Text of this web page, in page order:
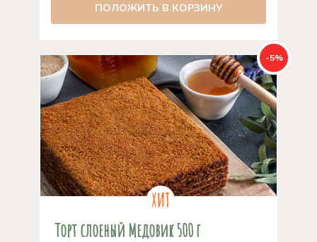
ПОЛОЖИТЬ В КОРЗИНУ
-5%
Торт слоеный Медовик 500 г